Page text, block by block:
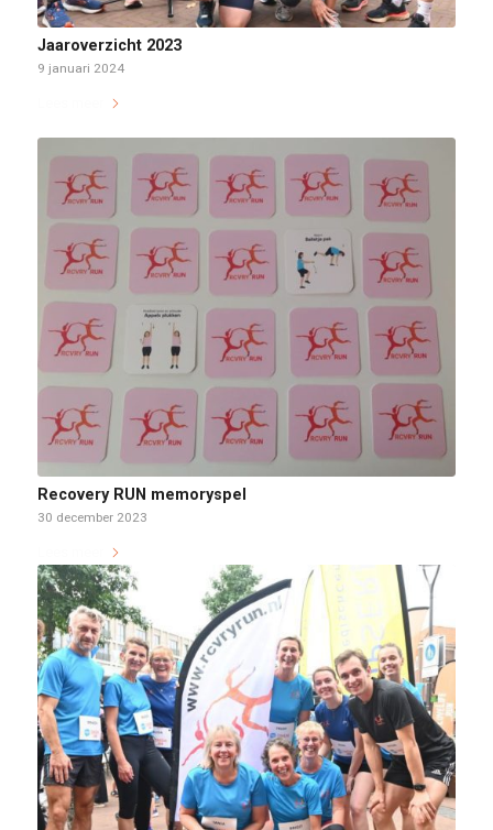
Jaaroverzicht 2023
9 januari 2024
Recovery RUN memoryspel
30 december 2023